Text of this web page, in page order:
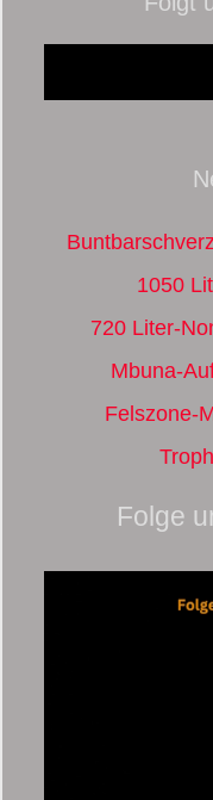
1050
720 Liter-
Mbuna-
Felszone-
Folge